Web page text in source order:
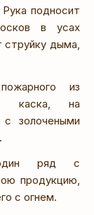
подносит
в усах
струйку дыма,
из
каска, на
золочеными
ряд с
продукцию,
с огнем.